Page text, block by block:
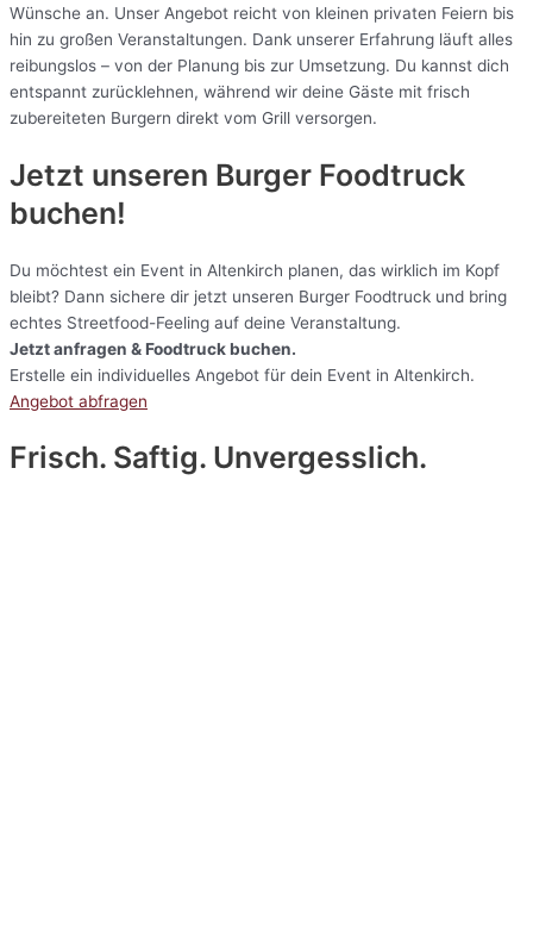
Wünsche an. Unser Angebot reicht von kleinen privaten Feiern bis
hin zu großen Veranstaltungen. Dank unserer Erfahrung läuft alles
reibungslos – von der Planung bis zur Umsetzung. Du kannst dich
entspannt zurücklehnen, während wir deine Gäste mit frisch
zubereiteten Burgern direkt vom Grill versorgen.
Jetzt unseren Burger Foodtruck
buchen!
Du möchtest ein Event in Altenkirch planen, das wirklich im Kopf
bleibt? Dann sichere dir jetzt unseren Burger Foodtruck und bring
echtes Streetfood-Feeling auf deine Veranstaltung.
Jetzt anfragen & Foodtruck buchen.
Erstelle ein individuelles Angebot für dein Event in Altenkirch.
Angebot abfragen
Frisch. Saftig. Unvergesslich.